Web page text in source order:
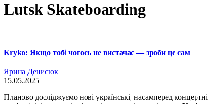
Lutsk Skateboarding
Kryko: Якщо тобі чогось не вистачає — зроби це сам
Ярина Денисюк
15.05.2025
Планово досліджуємо нові українські, насамперед концертні